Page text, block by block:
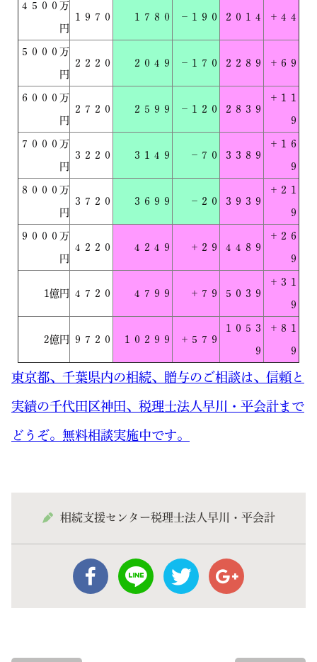
４５００万
円
１９７０ １７８０ －１９０ ２０１４ ＋４４
５０００万
円
２２２０ ２０４９ －１７０ ２２８９ ＋６９
６０００万
円
２７２０ ２５９９ －１２０ ２８３９
＋１１
９
７０００万
円
３２２０ ３１４９ －７０ ３３８９
＋１６
９
８０００万
円
３７２０ ３６９９ －２０ ３９３９
＋２１
９
９０００万
円
４２２０ ４２４９ ＋２９ ４４８９
＋２６
９
1億円 ４７２０ ４７９９ ＋７９ ５０３９
＋３１
９
2億円 ９７２０ １０２９９ ＋５７９
１０５３
９
＋８１
９
東京都、千葉県内の相続、贈与のご相談は、信頼と
実績の千代田区神田、税理士法人早川・平会計まで
どうぞ。無料相談実施中です。
相続支援センター税理士法人早川・平会計